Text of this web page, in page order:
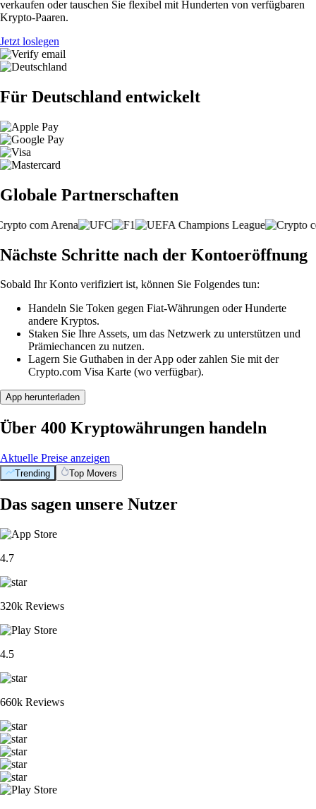
verkaufen oder tauschen Sie flexibel mit Hunderten von verfügbaren
Krypto-Paaren.
Jetzt loslegen
Für Deutschland entwickelt
Globale Partnerschaften
Nächste Schritte nach der Kontoeröffnung
Sobald Ihr Konto verifiziert ist, können Sie Folgendes tun:
Handeln Sie Token gegen Fiat-Währungen oder Hunderte
andere Kryptos.
Staken Sie Ihre Assets, um das Netzwerk zu unterstützen und
Prämiechancen zu nutzen.
Lagern Sie Guthaben in der App oder zahlen Sie mit der
Crypto.com Visa Karte (wo verfügbar).
App herunterladen
Über 400 Kryptowährungen handeln
Aktuelle Preise anzeigen
Trending Top Movers
Das sagen unsere Nutzer
4.7
320k Reviews
4.5
660k Reviews